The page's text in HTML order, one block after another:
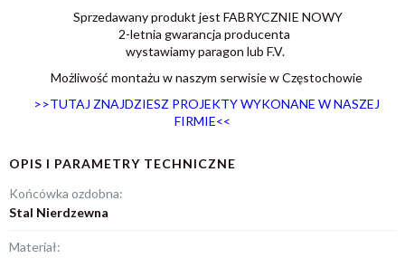
Sprzedawany produkt jest FABRYCZNIE NOWY
2-letnia gwarancja producenta
wystawiamy paragon lub F.V.
Możliwość montażu w naszym serwisie w Częstochowie
>>TUTAJ ZNAJDZIESZ PROJEKTY WYKONANE W NASZEJ
FIRMIE<<
OPIS I PARAMETRY TECHNICZNE
Końcówka ozdobna:
Stal Nierdzewna
Materiał: